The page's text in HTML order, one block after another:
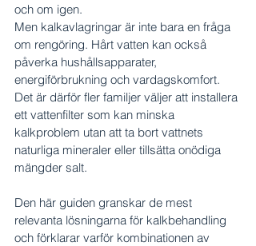
och om igen.
Men kalkavlagringar är inte bara en fråga
om rengöring. Hårt vatten kan också
påverka hushållsapparater,
energiförbrukning och vardagskomfort.
Det är därför fler familjer väljer att installera
ett vattenfilter som kan minska
kalkproblem utan att ta bort vattnets
naturliga mineraler eller tillsätta onödiga
mängder salt.
Den här guiden granskar de mest
relevanta lösningarna för kalkbehandling
och förklarar varför kombinationen av